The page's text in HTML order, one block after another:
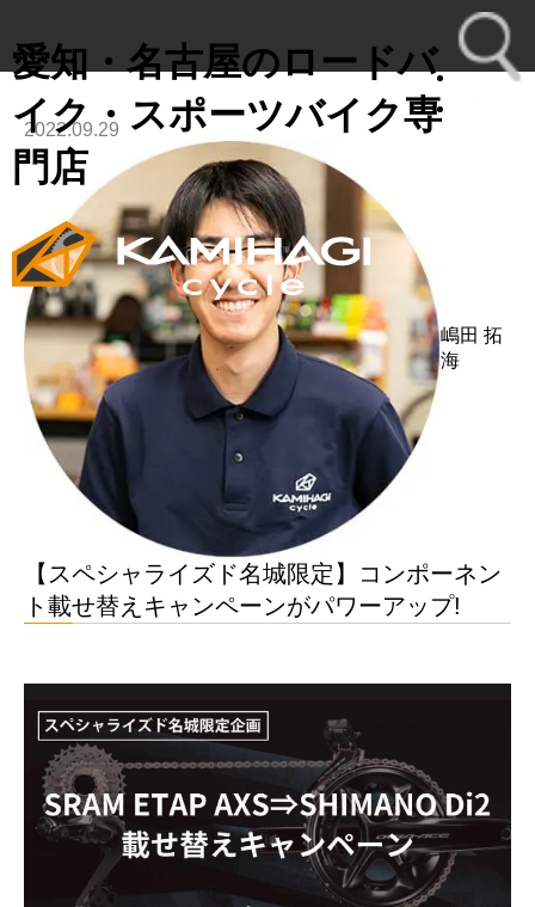
愛知・名古屋のロードバ
イク・スポーツバイク専
門店
2022.09.29
嶋田 拓
海
【スペシャライズド名城限定】コンポーネン
ト載せ替えキャンペーンがパワーアップ!